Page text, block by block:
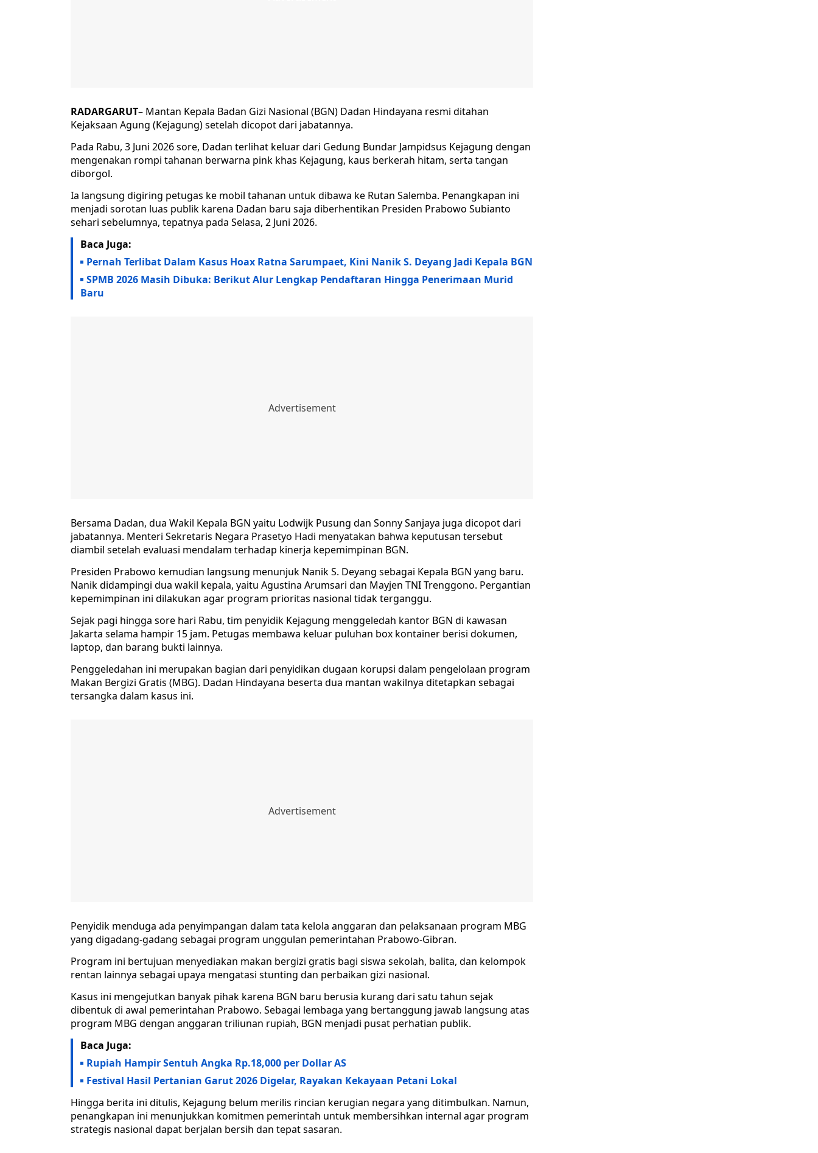
RADARGARUT– Mantan Kepala Badan Gizi Nasional (BGN) Dadan Hindayana resmi ditahan
Kejaksaan Agung (Kejagung) setelah dicopot dari jabatannya.
Pada Rabu, 3 Juni 2026 sore, Dadan terlihat keluar dari Gedung Bundar Jampidsus Kejagung dengan
mengenakan rompi tahanan berwarna pink khas Kejagung, kaus berkerah hitam, serta tangan
diborgol.
Ia langsung digiring petugas ke mobil tahanan untuk dibawa ke Rutan Salemba. Penangkapan ini
menjadi sorotan luas publik karena Dadan baru saja diberhentikan Presiden Prabowo Subianto
sehari sebelumnya, tepatnya pada Selasa, 2 Juni 2026.
Baca Juga:
Pernah Terlibat Dalam Kasus Hoax Ratna Sarumpaet, Kini Nanik S. Deyang Jadi Kepala BGN
SPMB 2026 Masih Dibuka: Berikut Alur Lengkap Pendaftaran Hingga Penerimaan Murid
Baru
Bersama Dadan, dua Wakil Kepala BGN yaitu Lodwijk Pusung dan Sonny Sanjaya juga dicopot dari
jabatannya. Menteri Sekretaris Negara Prasetyo Hadi menyatakan bahwa keputusan tersebut
diambil setelah evaluasi mendalam terhadap kinerja kepemimpinan BGN.
Presiden Prabowo kemudian langsung menunjuk Nanik S. Deyang sebagai Kepala BGN yang baru.
Nanik didampingi dua wakil kepala, yaitu Agustina Arumsari dan Mayjen TNI Trenggono. Pergantian
kepemimpinan ini dilakukan agar program prioritas nasional tidak terganggu.
Sejak pagi hingga sore hari Rabu, tim penyidik Kejagung menggeledah kantor BGN di kawasan
Jakarta selama hampir 15 jam. Petugas membawa keluar puluhan box kontainer berisi dokumen,
laptop, dan barang bukti lainnya.
Penggeledahan ini merupakan bagian dari penyidikan dugaan korupsi dalam pengelolaan program
Makan Bergizi Gratis (MBG). Dadan Hindayana beserta dua mantan wakilnya ditetapkan sebagai
tersangka dalam kasus ini.
Penyidik menduga ada penyimpangan dalam tata kelola anggaran dan pelaksanaan program MBG
yang digadang-gadang sebagai program unggulan pemerintahan Prabowo-Gibran.
Program ini bertujuan menyediakan makan bergizi gratis bagi siswa sekolah, balita, dan kelompok
rentan lainnya sebagai upaya mengatasi stunting dan perbaikan gizi nasional.
Kasus ini mengejutkan banyak pihak karena BGN baru berusia kurang dari satu tahun sejak
dibentuk di awal pemerintahan Prabowo. Sebagai lembaga yang bertanggung jawab langsung atas
program MBG dengan anggaran triliunan rupiah, BGN menjadi pusat perhatian publik.
Baca Juga:
Rupiah Hampir Sentuh Angka Rp.18,000 per Dollar AS
Festival Hasil Pertanian Garut 2026 Digelar, Rayakan Kekayaan Petani Lokal
Hingga berita ini ditulis, Kejagung belum merilis rincian kerugian negara yang ditimbulkan. Namun,
penangkapan ini menunjukkan komitmen pemerintah untuk membersihkan internal agar program
strategis nasional dapat berjalan bersih dan tepat sasaran.